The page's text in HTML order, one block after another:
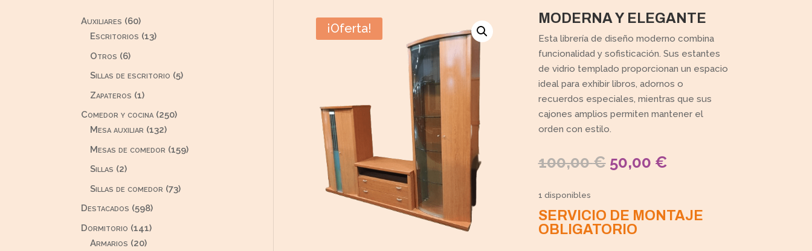
Auxiliares 6060
productos
Escritorios 1313
Otros 66
Sillas de escritorio 55
Zapateros 11
producto
Comedor y cocina 250250
Mesa auxiliar 132132
productos
Mesas de comedor 159159
Sillas 22
productos
Sillas de comedor 7373
Destacados 598598
productos
Dormitorio 141141
Armarios 2020
¡Oferta!
MODERNA Y ELEGANTE
Esta librería de diseño moderno combina
funcionalidad y sofisticación. Sus estantes
de vidrio templado proporcionan un espacio
ideal para exhibir libros, adornos o
recuerdos especiales, mientras que sus
cajones amplios permiten mantener el
orden con estilo.
100,00€ EL
ERA:
100,00 €.
50,00 €EL
ES:
50,00 €.
1 disponibles
SERVICIO DE MONTAJE
OBLIGATORIO